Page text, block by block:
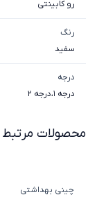
رو کابینتی
رنگ
سفید
درجه
درجه 1 ،درجه 2
محصولات مرتبط
چینی بهداشتی